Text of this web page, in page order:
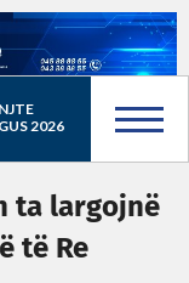
2026
ta largojnë
të Re